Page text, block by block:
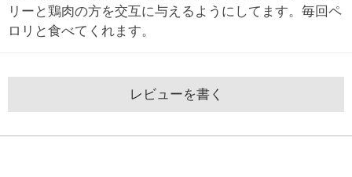
リーと鶏肉の方を交互に与えるようにしてます。毎回ペ
ロリと食べてくれます。
レビューを書く